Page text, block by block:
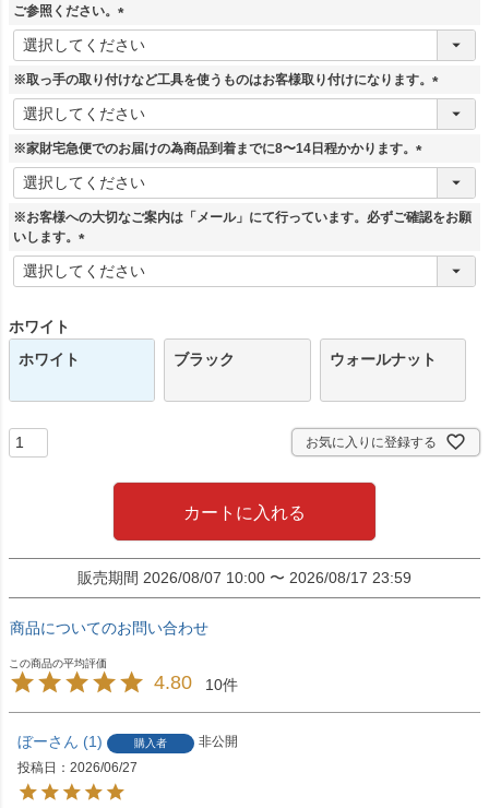
ご参照ください。
(
必
須
※取っ手の取り付けなど工具を使うものはお客様取り付けになります。
(
※家財宅急便でのお届けの為商品到着までに8〜14日程かかります。
(
須
※お客様への大切なご案内は「メール」にて行っています。必ずご確認をお願
いします。
(
必
ホワイト
ホワイト
ブラック ウォールナット
お気に入りに登録する
カートに入れる
販売期間 2026/08/07 10:00 〜 2026/08/17 23:59
商品についてのお問い合わせ
4.80 10
ぼー 1 購入者
非公開
投稿日
2026/06/27